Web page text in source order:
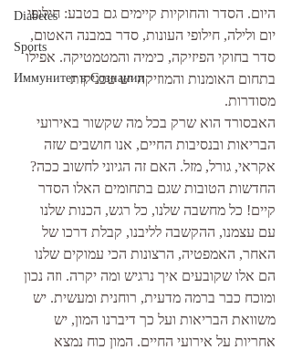
Diabetes
Sports
Иммунитет в Сознании
היום. הסדר והחוקיות קיימים גם בטבע: חילופי
יום ולילה, חילופי העונות, סדר במבנה האטום,
סדר בחוקי הפיזיקה, כימיה והמטמטיקה. אפילו
בתחום האומנות והמוזיקה יש טכניקות
מסודרות.
האבסורד הוא שרק בכל מה שקשור באירועי
הבריאות ובנסיבות החיים, אנו חושבים שזה
אקראי, גורל, מזל. האם זה הגיוני לחשוב ככה?
החדשות הטובות שגם בתחומים האלו הסדר
קיים! כל מחשבה שלנו, כל רגש, הכנות שלנו
עם עצמנו, ההקשבה לליבנו, קבלת דרכו של
האחר, האמפטיה, הרצונות הכי עמוקים שלנו
הם אלו שקובעים איך נרגיש ומה יקרה. וזה נכון
ומוכח כבר ברמה מדעית, רוחנית ומעשית. יש
משוואת הבריאות ועל כך דיברנו המון, יש
אחריות על אירועי החיים. המון כוח נמצא